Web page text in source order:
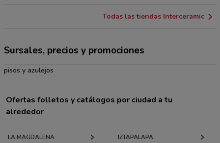
Todas las tiendas Interceramic
Sursales, precios y promociones
pisos y azulejos
Ofertas folletos y catálogos por ciudad a tu
alrededor
LA MAGDALENA
IZTAPALAPA